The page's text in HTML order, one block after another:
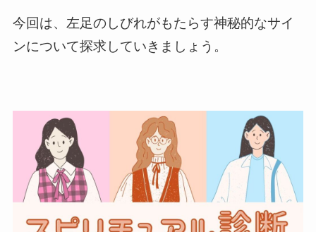
今回は、左足のしびれがもたらす神秘的なサイ
ンについて探求していきましょう。